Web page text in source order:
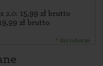
2.0: 15,99 zł brutto
zł brutto
* dni robocze